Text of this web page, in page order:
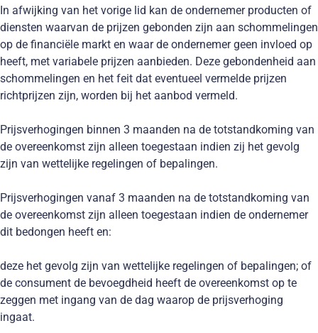
In afwijking van het vorige lid kan de ondernemer producten of
diensten waarvan de prijzen gebonden zijn aan schommelingen
op de financiële markt en waar de ondernemer geen invloed op
heeft, met variabele prijzen aanbieden. Deze gebondenheid aan
schommelingen en het feit dat eventueel vermelde prijzen
richtprijzen zijn, worden bij het aanbod vermeld.
Prijsverhogingen binnen 3 maanden na de totstandkoming van
de overeenkomst zijn alleen toegestaan indien zij het gevolg
zijn van wettelijke regelingen of bepalingen.
Prijsverhogingen vanaf 3 maanden na de totstandkoming van
de overeenkomst zijn alleen toegestaan indien de ondernemer
dit bedongen heeft en:
deze het gevolg zijn van wettelijke regelingen of bepalingen; of
de consument de bevoegdheid heeft de overeenkomst op te
zeggen met ingang van de dag waarop de prijsverhoging
ingaat.